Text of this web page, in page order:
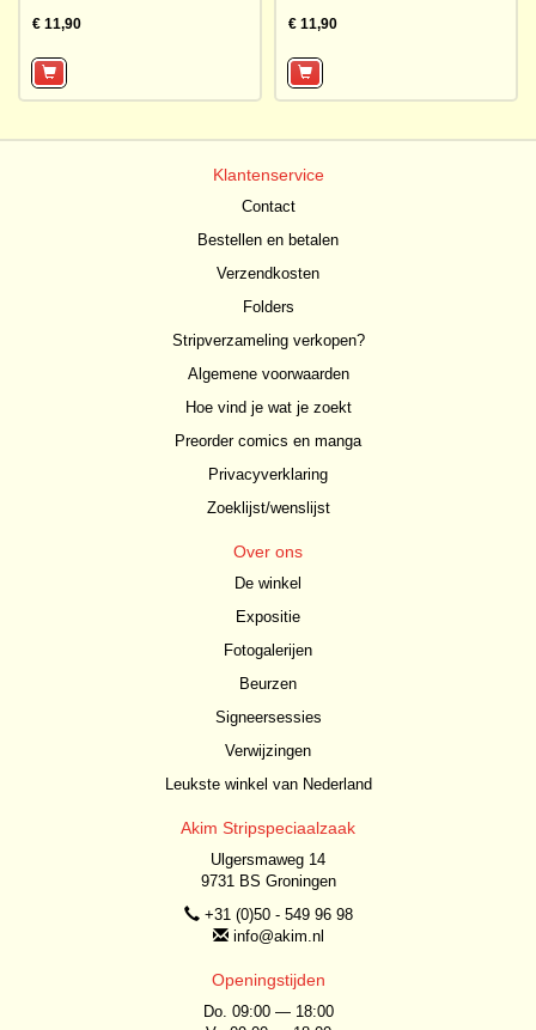
€ 11,90
€ 11,90
Klantenservice
Contact
Bestellen en betalen
Verzendkosten
Folders
Stripverzameling verkopen?
Algemene voorwaarden
Hoe vind je wat je zoekt
Preorder comics en manga
Privacyverklaring
Zoeklijst/wenslijst
Over ons
De winkel
Expositie
Fotogalerijen
Beurzen
Signeersessies
Verwijzingen
Leukste winkel van Nederland
Akim Stripspeciaalzaak
Ulgersmaweg 14
9731 BS Groningen
+31 (0)50 - 549 96 98
info@akim.nl
Openingstijden
Do. 09:00 — 18:00